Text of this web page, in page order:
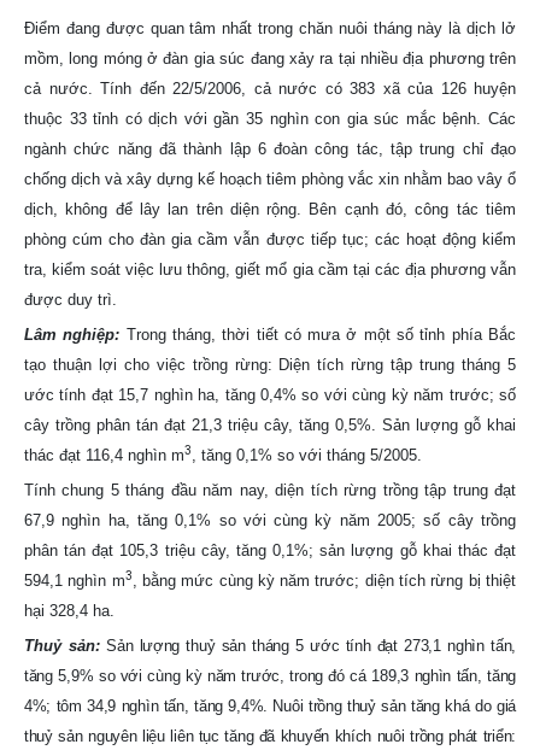
Điểm đang được quan tâm nhất trong chăn nuôi tháng này là dịch lở
mồm, long móng ở đàn gia súc đang xảy ra tại nhiều địa phương trên
cả nước. Tính đến 22/5/2006, cả nước có 383 xã của 126 huyện
thuộc 33 tỉnh có dịch với gần 35 nghìn con gia súc mắc bệnh. Các
ngành chức năng đã thành lập 6 đoàn công tác, tập trung chỉ đạo
chống dịch và xây dựng kế hoạch tiêm phòng vắc xin nhằm bao vây ổ
dịch, không để lây lan trên diện rộng. Bên cạnh đó, công tác tiêm
phòng cúm cho đàn gia cầm vẫn được tiếp tục; các hoạt động kiểm
tra, kiểm soát việc lưu thông, giết mổ gia cầm tại các địa phương vẫn
được duy trì.
Lâm nghiệp: Trong tháng, thời tiết có mưa ở một số tỉnh phía Bắc
tạo thuận lợi cho việc trồng rừng: Diện tích rừng tập trung tháng 5
ước tính đạt 15,7 nghìn ha, tăng 0,4% so với cùng kỳ năm trước; số
cây trồng phân tán đạt 21,3 triệu cây, tăng 0,5%. Sản lượng gỗ khai
thác đạt 116,4 nghìn m3, tăng 0,1% so với tháng 5/2005.
Tính chung 5 tháng đầu năm nay, diện tích rừng trồng tập trung đạt
67,9 nghìn ha, tăng 0,1% so với cùng kỳ năm 2005; số cây trồng
phân tán đạt 105,3 triệu cây, tăng 0,1%; sản lượng gỗ khai thác đạt
594,1 nghìn m3, bằng mức cùng kỳ năm trước; diện tích rừng bị thiệt
hại 328,4 ha.
Thuỷ sản:Sản lượng thuỷ sản tháng 5 ước tính đạt 273,1 nghìn tấn,
tăng 5,9% so với cùng kỳ năm trước, trong đó cá 189,3 nghìn tấn, tăng
4%; tôm 34,9 nghìn tấn, tăng 9,4%. Nuôi trồng thuỷ sản tăng khá do giá
thuỷ sản nguyên liệu liên tục tăng đã khuyến khích nuôi trồng phát triển: